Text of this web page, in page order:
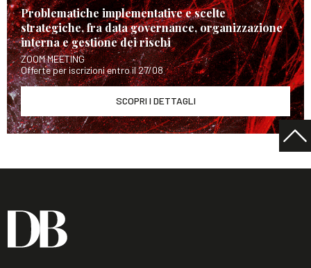
Problematiche implementative e scelte
strategiche, fra data governance, organizzazione
interna e gestione dei rischi
ZOOM MEETING
Offerte per iscrizioni entro il 27/08
SCOPRI I DETTAGLI